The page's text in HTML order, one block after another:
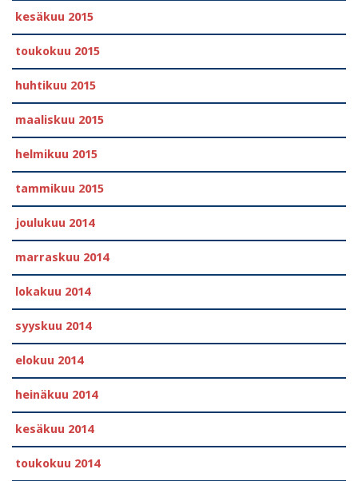
kesäkuu 2015
toukokuu 2015
huhtikuu 2015
maaliskuu 2015
helmikuu 2015
tammikuu 2015
joulukuu 2014
marraskuu 2014
lokakuu 2014
syyskuu 2014
elokuu 2014
heinäkuu 2014
kesäkuu 2014
toukokuu 2014